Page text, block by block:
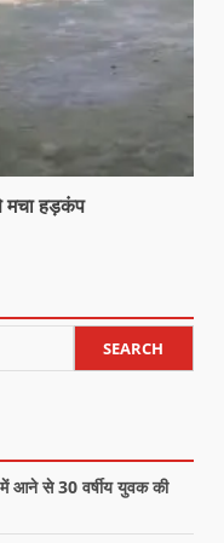
हड़कंप
SEARCH
आने से 30 वर्षीय युवक की